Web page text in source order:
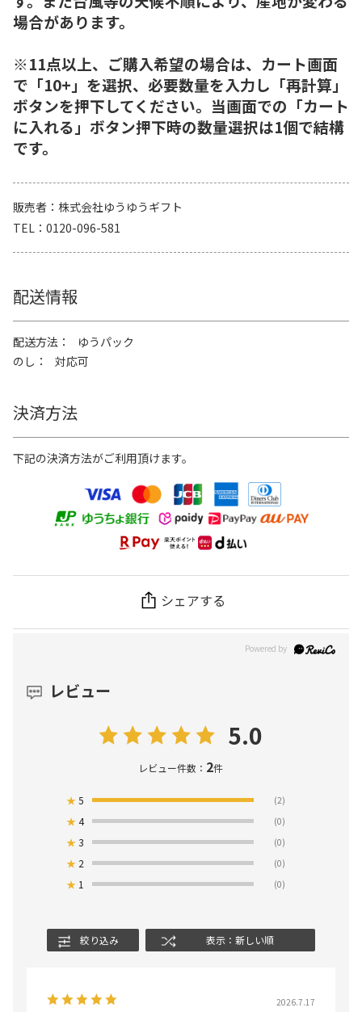
場合があります。
※11点以上、ご購入希望の場合は、カート画面
で「10+」を選択、必要数量を入力し「再計算」
ボタンを押下してください。当画面での「カート
に入れる」ボタン押下時の数量選択は1個で結構
です。
販売者
株式会社ゆうゆうギフト
TEL
0120-096-581
配送情報
配送方法
ゆうパック
のし
対応可
決済方法
下記の決済方法がご利用頂けます。
シェアする
レビュー
5.0
レビュー件数： 2件
★5 (2)
★4 (0)
★3 (0)
★ 2 (0)
★ 1 (0)
絞り込み 表示：新しい順
2026.7.17